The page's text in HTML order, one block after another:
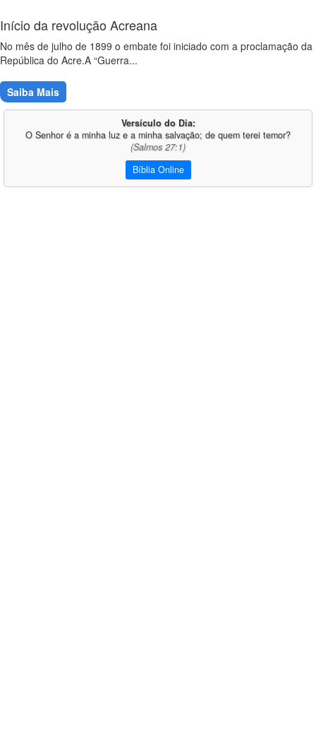
Início da revolução Acreana
No mês de julho de 1899 o embate foi iniciado com a proclamação da
República do Acre.A “Guerra...
Saiba Mais
Versículo do Dia:
O Senhor é a minha luz e a minha salvação; de quem terei temor?
(Salmos 27:1)
Bíblia Online